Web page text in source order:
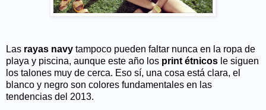
Las rayas navy tampoco pueden faltar nunca en la ropa de
playa y piscina, aunque este año los print étnicos le siguen
los talones muy de cerca. Eso sí, una cosa está clara, el
blanco y negro son colores fundamentales en las
tendencias del 2013.